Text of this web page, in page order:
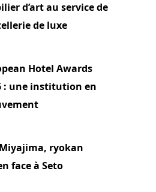
d’art au service de
de luxe
Hotel Awards
: une institution en
ryokan
face à Seto